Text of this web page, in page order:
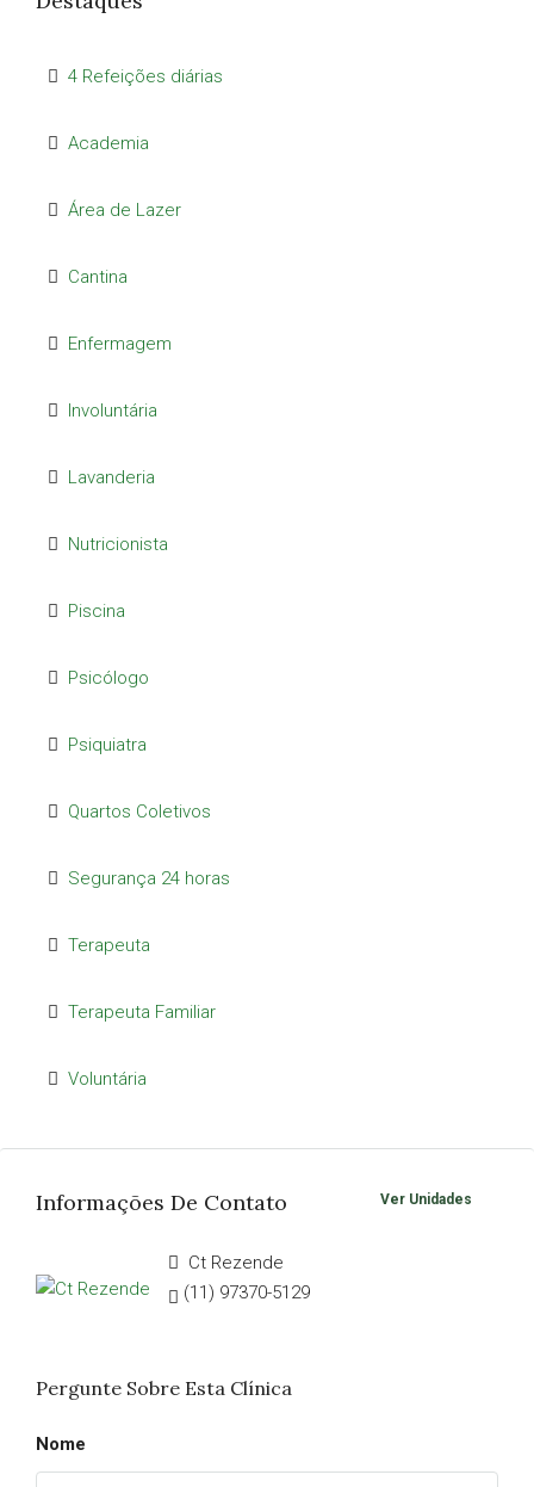
4 Refeições diárias
Academia
Área de Lazer
Cantina
Enfermagem
Involuntária
Lavanderia
Nutricionista
Piscina
Psicólogo
Psiquiatra
Quartos Coletivos
Segurança 24 horas
Terapeuta
Terapeuta Familiar
Voluntária
Informações De Contato Ver Unidades
Ct Rezende
(11) 97370-5129
Pergunte Sobre Esta Clínica
Nome